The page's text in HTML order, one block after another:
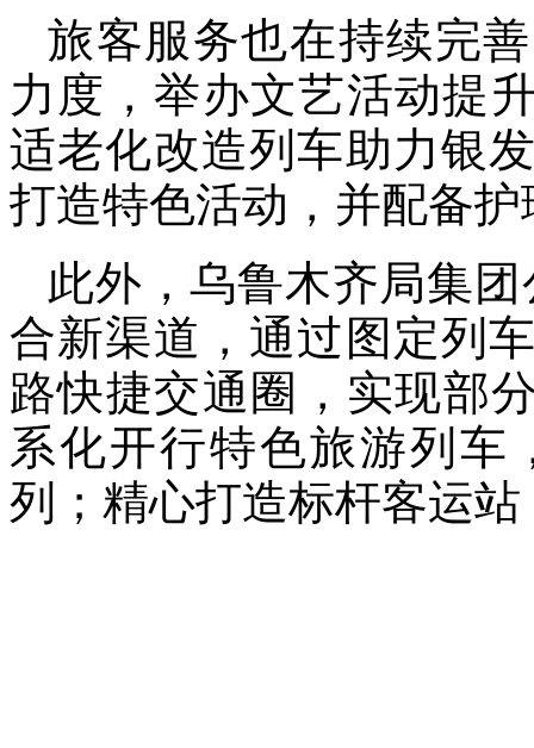
旅客服务也在持续完
力度，举办文艺活动提
适老化改造列车助力银
打造特色活动，并配备
此外，乌鲁木齐局集
合新渠道，通过图定列
路快捷交通圈，实现部
系化开行特色旅游列车
列；精心打造标杆客运